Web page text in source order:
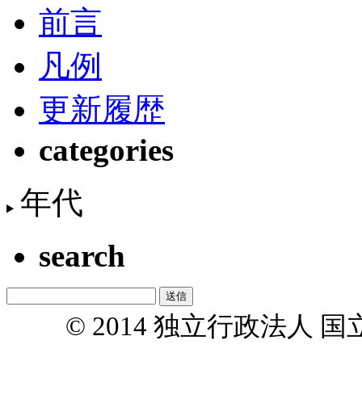
前言
凡例
更新履歴
categories
年代
search
© 2014 独立行政法人 国